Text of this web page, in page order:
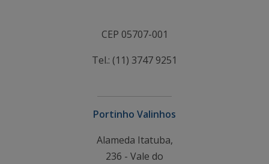
CEP 05707-001
Tel.: (11) 3747 9251
Portinho Valinhos
Alameda Itatuba,
236 - Vale do